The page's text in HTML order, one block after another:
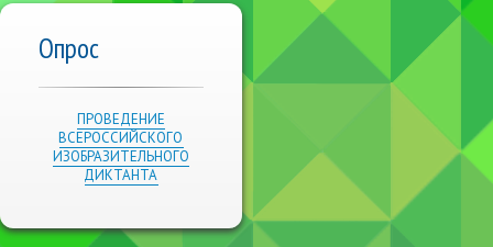
Опрос
ПРОВЕДЕНИЕ
ВСЕРОССИЙСКОГО
ИЗОБРАЗИТЕЛЬНОГО
ДИКТАНТА